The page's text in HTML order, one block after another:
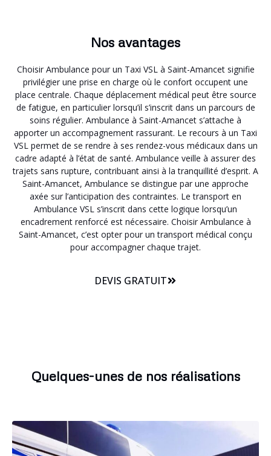
Nos avantages
Choisir Ambulance pour un Taxi VSL à Saint-Amancet signifie
privilégier une prise en charge où le confort occupent une
place centrale. Chaque déplacement médical peut être source
de fatigue, en particulier lorsqu’il s’inscrit dans un parcours de
soins régulier. Ambulance à Saint-Amancet s’attache à
apporter un accompagnement rassurant. Le recours à un Taxi
VSL permet de se rendre à ses rendez-vous médicaux dans un
cadre adapté à l’état de santé. Ambulance veille à assurer des
trajets sans rupture, contribuant ainsi à la tranquillité d’esprit. A
Saint-Amancet, Ambulance se distingue par une approche
axée sur l’anticipation des contraintes. Le transport en
Ambulance VSL s’inscrit dans cette logique lorsqu’un
encadrement renforcé est nécessaire. Choisir Ambulance à
Saint-Amancet, c’est opter pour un transport médical conçu
pour accompagner chaque trajet.
DEVIS GRATUIT
Quelques-unes de nos réalisations